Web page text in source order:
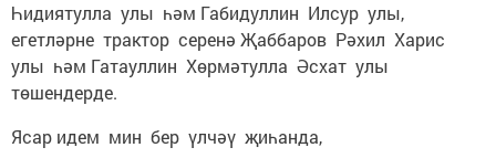
Һидиятулла улы һәм Габидуллин Илсур улы,
егетләрне трактор серенә Җаббаров Рәхил Харис
улы һәм Гатауллин Хөрмәтулла Әсхат улы
төшендерде.
Ясар идем мин бер үлчәү җиһанда,